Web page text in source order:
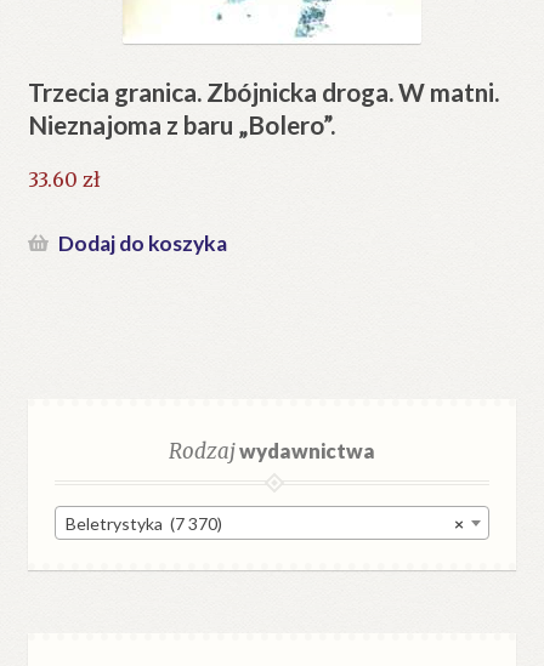
Trzecia granica. Zbójnicka droga. W matni.
Nieznajoma z baru „Bolero”.
33.60 zł
Dodaj do koszyka
Rodzajwydawnictwa
×
Beletrystyka (7 370)